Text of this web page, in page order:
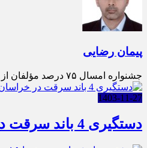
پیمان رضایی
جشنواره امسال ۷۵ درصد مؤلفان از دانشجویان مرد و ۲۵ درصد از خانم‌ها بوده‌اند. مقطع تحصیلی دانشجویان مؤلف به ترت
1403-11-27
دستگیری 4 باند سرقت در خراسان جنوبی